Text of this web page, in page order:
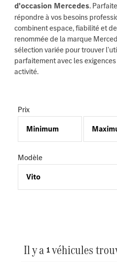
d'occasion Mercedes.
répondre à vos besoins
combinent espace, fiabilité et
renommée de la marque
sélection variée pour trouver
parfaitement avec les
activité.
Prix
Modèle
Il y a 1véhicules